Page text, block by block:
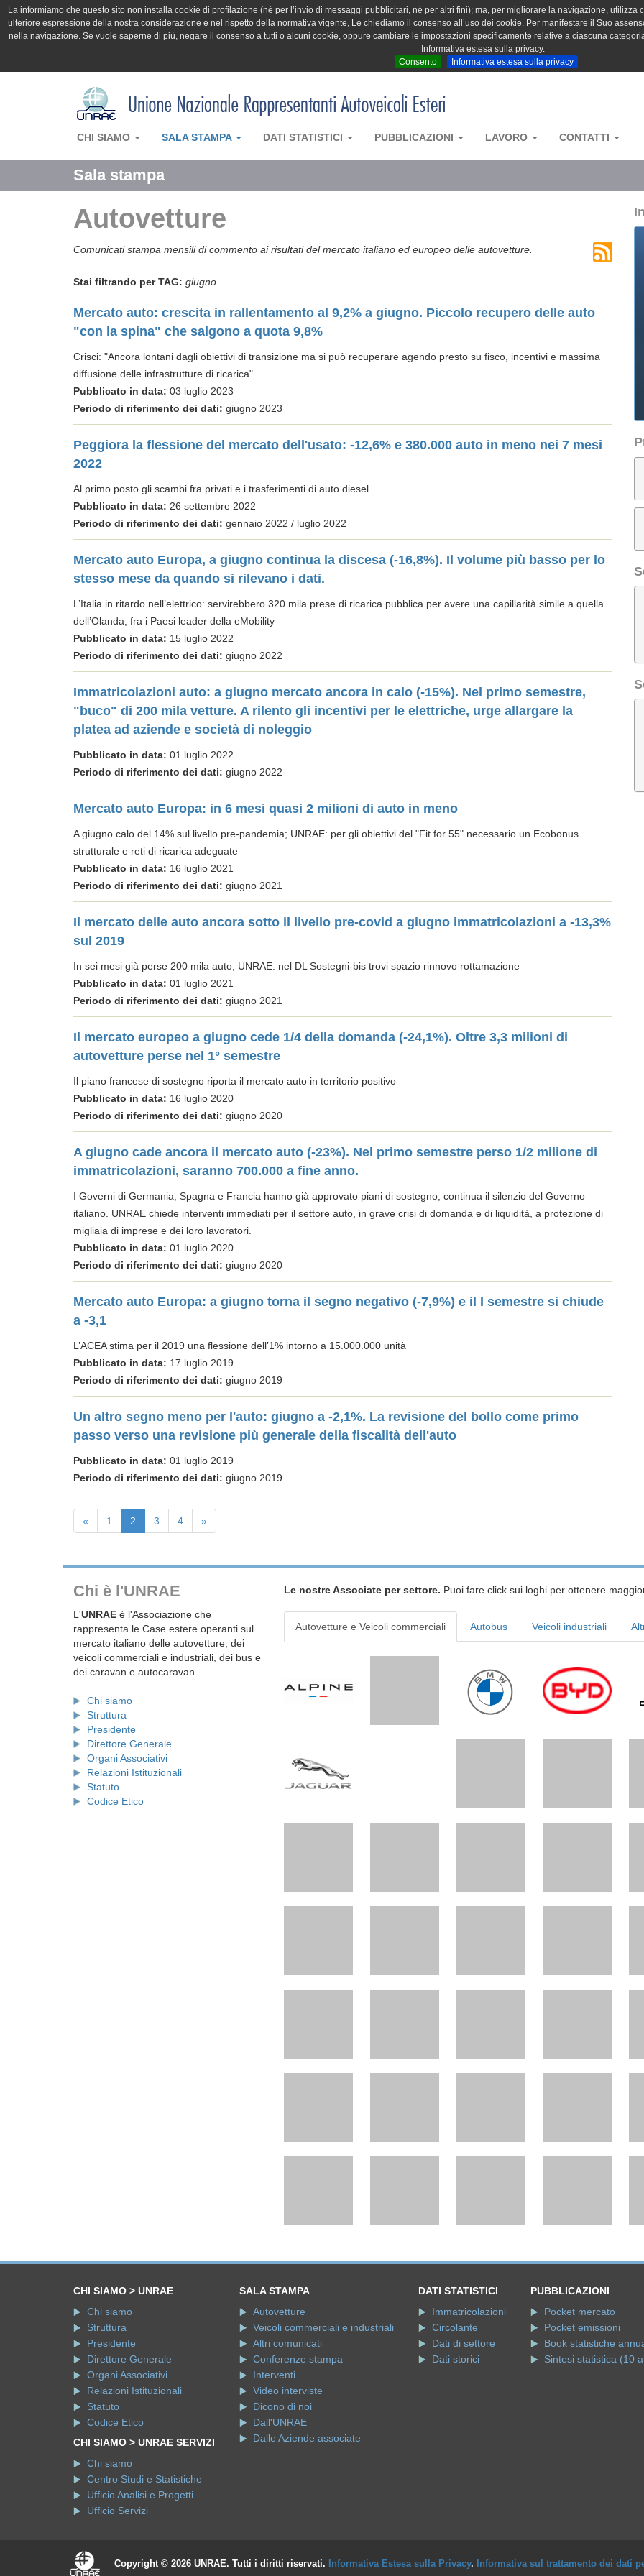
La informiamo che questo sito non installa cookie di profilazione (né per l’invio di messaggi pubblicitari, né per altri fini); ma, per migliorare la navigazione,
ulteriore espressione della nostra considerazione e nel rispetto della normativa vigente, Le chiediamo il consenso all’uso dei cookie. Per manifestare il Suo
nella navigazione. Se vuole saperne di più, negare il consenso a tutti o alcuni cookie, oppure cambiare le impostazioni specificamente relative a ciascuna
Informativa estesa sulla privacy.
Consento
Informativa estesa sulla privacy
CHI SIAMO SALA STAMPA DATI STATISTICI PUBBLICAZIONI LAVORO CONTATTI
Sala stampa
Autovetture
Comunicati stampa mensili di commento ai risultati del mercato italiano ed europeo delle autovetture.
Stai filtrando per TAG: giugno
Mercato auto: crescita in rallentamento al 9,2% a giugno. Piccolo recupero delle auto
"con la spina" che salgono a quota 9,8%
Crisci: "Ancora lontani dagli obiettivi di transizione ma si può recuperare agendo presto su fisco, incentivi e massima
diffusione delle infrastrutture di ricarica"
Pubblicato in data: 03 luglio 2023
Periodo di riferimento dei dati: giugno 2023
Peggiora la flessione del mercato dell'usato: -12,6% e 380.000 auto in meno nei 7 mesi
2022
Al primo posto gli scambi fra privati e i trasferimenti di auto diesel
Pubblicato in data: 26 settembre 2022
Periodo di riferimento dei dati: gennaio 2022 / luglio 2022
Mercato auto Europa, a giugno continua la discesa (-16,8%). Il volume più basso per lo
stesso mese da quando si rilevano i dati.
L’Italia in ritardo nell’elettrico: servirebbero 320 mila prese di ricarica pubblica per avere una capillarità simile a quella
dell’Olanda, fra i Paesi leader della eMobility
Pubblicato in data: 15 luglio 2022
Periodo di riferimento dei dati: giugno 2022
Immatricolazioni auto: a giugno mercato ancora in calo (-15%). Nel primo semestre,
"buco" di 200 mila vetture. A rilento gli incentivi per le elettriche, urge allargare la
platea ad aziende e società di noleggio
Pubblicato in data: 01 luglio 2022
Periodo di riferimento dei dati: giugno 2022
Mercato auto Europa: in 6 mesi quasi 2 milioni di auto in meno
A giugno calo del 14% sul livello pre-pandemia; UNRAE: per gli obiettivi del "Fit for 55" necessario un Ecobonus
strutturale e reti di ricarica adeguate
Pubblicato in data: 16 luglio 2021
Periodo di riferimento dei dati: giugno 2021
Il mercato delle auto ancora sotto il livello pre-covid a giugno immatricolazioni a -13,3%
sul 2019
In sei mesi già perse 200 mila auto; UNRAE: nel DL Sostegni-bis trovi spazio rinnovo rottamazione
Pubblicato in data: 01 luglio 2021
Periodo di riferimento dei dati: giugno 2021
Il mercato europeo a giugno cede 1/4 della domanda (-24,1%). Oltre 3,3 milioni di
autovetture perse nel 1° semestre
Il piano francese di sostegno riporta il mercato auto in territorio positivo
Pubblicato in data: 16 luglio 2020
Periodo di riferimento dei dati: giugno 2020
A giugno cade ancora il mercato auto (-23%). Nel primo semestre perso 1/2 milione di
immatricolazioni, saranno 700.000 a fine anno.
I Governi di Germania, Spagna e Francia hanno già approvato piani di sostegno, continua il silenzio del Governo
italiano. UNRAE chiede interventi immediati per il settore auto, in grave crisi di domanda e di liquidità, a protezione di
migliaia di imprese e dei loro lavoratori.
Pubblicato in data: 01 luglio 2020
Periodo di riferimento dei dati: giugno 2020
Mercato auto Europa: a giugno torna il segno negativo (-7,9%) e il I semestre si chiude
a -3,1
L’ACEA stima per il 2019 una flessione dell’1% intorno a 15.000.000 unità
Pubblicato in data: 17 luglio 2019
Periodo di riferimento dei dati: giugno 2019
Un altro segno meno per l'auto: giugno a -2,1%. La revisione del bollo come primo
passo verso una revisione più generale della fiscalità dell'auto
Pubblicato in data: 01 luglio 2019
Periodo di riferimento dei dati: giugno 2019
« 1 2 3 4 »
Chi è l'UNRAE
L'UNRAE è l'Associazione che
rappresenta le Case estere operanti sul
mercato italiano delle autovetture, dei
veicoli commerciali e industriali, dei bus e
dei caravan e autocaravan.
Chi siamo
Struttura
Presidente
Direttore Generale
Organi Associativi
Relazioni Istituzionali
Statuto
Codice Etico
Le nostre Associate per settore. Puoi fare click sui loghi per ottenere
Autovetture e Veicoli commerciali Autobus Veicoli industriali
CHI SIAMO > UNRAE
Chi siamo
Struttura
Presidente
Direttore Generale
Organi Associativi
Relazioni Istituzionali
Statuto
Codice Etico
CHI SIAMO > UNRAE SERVIZI
Chi siamo
Centro Studi e Statistiche
Ufficio Analisi e Progetti
Ufficio Servizi
SALA STAMPA
Autovetture
Veicoli commerciali e industriali
Altri comunicati
Conferenze stampa
Interventi
Video interviste
Dicono di noi
Dall'UNRAE
Dalle Aziende associate
DATI STATISTICI
Immatricolazioni
Circolante
Dati di settore
Dati storici
PUBBLICAZIONI
Pocket mercato
Pocket emissioni
Book statistiche
Sintesi statistica (10
Copyright © 2026 UNRAE. Tutti i diritti riservati. Informativa Estesa sulla Privacy. Informativa sul trattamento dei dati